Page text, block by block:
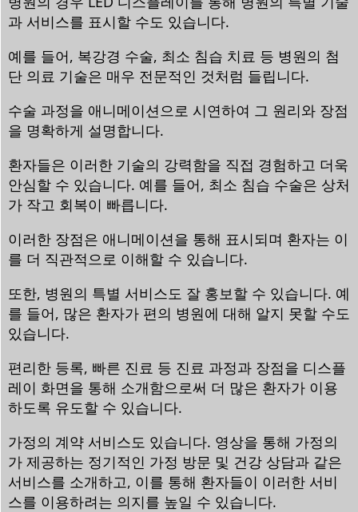
과 서비스를 표시할 수도 있습니다.
예를 들어, 복강경 수술, 최소 침습 치료 등 병원의 첨
단 의료 기술은 매우 전문적인 것처럼 들립니다.
수술 과정을 애니메이션으로 시연하여 그 원리와 장점
을 명확하게 설명합니다.
환자들은 이러한 기술의 강력함을 직접 경험하고 더욱
안심할 수 있습니다. 예를 들어, 최소 침습 수술은 상처
가 작고 회복이 빠릅니다.
이러한 장점은 애니메이션을 통해 표시되며 환자는 이
를 더 직관적으로 이해할 수 있습니다.
또한, 병원의 특별 서비스도 잘 홍보할 수 있습니다. 예
를 들어, 많은 환자가 편의 병원에 대해 알지 못할 수도
있습니다.
편리한 등록, 빠른 진료 등 진료 과정과 장점을 디스플
레이 화면을 통해 소개함으로써 더 많은 환자가 이용
하도록 유도할 수 있습니다.
가정의 계약 서비스도 있습니다. 영상을 통해 가정의
가 제공하는 정기적인 가정 방문 및 건강 상담과 같은
서비스를 소개하고, 이를 통해 환자들이 이러한 서비
스를 이용하려는 의지를 높일 수 있습니다.